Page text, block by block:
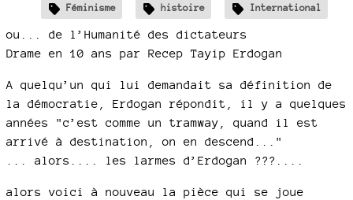
Féminisme histoire International
ou... de l’Humanité des dictateurs
Drame en 10 ans par Recep Tayip Erdogan
A quelqu’un qui lui demandait sa définition de
la démocratie, Erdogan répondit, il y a quelques
années "c’est comme un tramway, quand il est
arrivé à destination, on en descend..."
... alors.... les larmes d’Erdogan ???....
alors voici à nouveau la pièce qui se joue